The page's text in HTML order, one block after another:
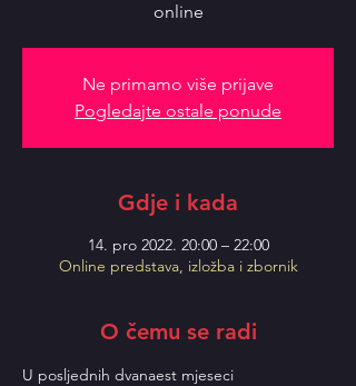
online
Ne primamo više prijave
Pogledajte ostale ponude
Gdje i kada
14. pro 2022. 20:00 – 22:00
Online predstava, izložba i zbornik
O čemu se radi
U posljednih dvanaest mjeseci